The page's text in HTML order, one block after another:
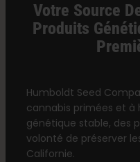
Votre Source
Produits
Humboldt Seed
cannabis primées et
génétique stable, des
volonté de préserver
Californie.